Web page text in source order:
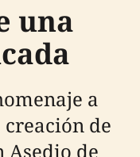
una
a
de
Asedio de